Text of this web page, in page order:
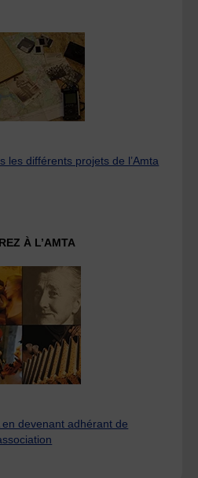
les différents projets de l’Amta
À L’AMTA
en devenant adhérant de